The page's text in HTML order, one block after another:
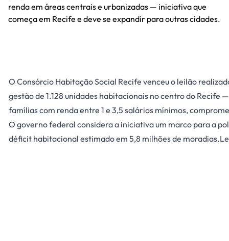
renda em áreas centrais e urbanizadas — iniciativa que
começa em Recife e deve se expandir para outras cidades.
O Consórcio Habitação Social Recife venceu o leilão
gestão de 1.128 unidades habitacionais no centro do Recife
famílias com renda entre 1 e 3,5 salários mínimos,
O governo federal considera a iniciativa um marco para a
déficit habitacional estimado em 5,8 milhões de moradias.